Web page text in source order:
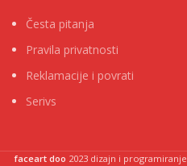
Česta pitanja
Pravila privatnosti
Reklamacije i povrati
Serivs
faceart doo 2023 dizajn i programiranje